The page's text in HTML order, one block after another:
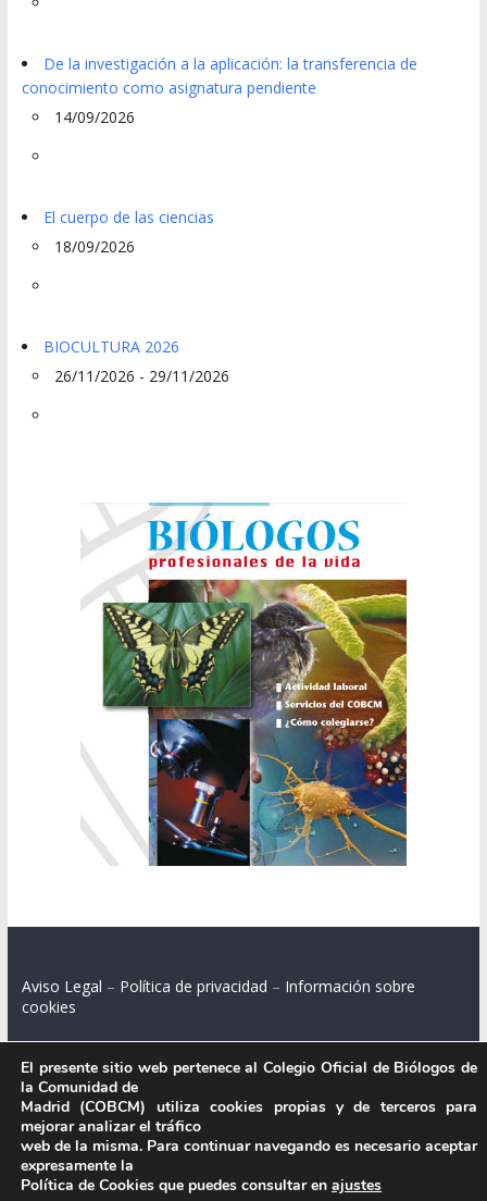
De la investigación a la aplicación: la transferencia de
conocimiento como asignatura pendiente
14/09/2026
El cuerpo de las ciencias
18/09/2026
BIOCULTURA 2026
26/11/2026 - 29/11/2026
Aviso Legal – Política de privacidad – Información sobre
cookies
Colegio Oficial de Biólogos de la Comunidad de Madrid.
C/ Santa Engracia 108, 2º int.izq. 28003 Madrid.
El presente sitio web pertenece al Colegio Oficial de Biólogos de
la Comunidad de
Madrid (COBCM) utiliza cookies propias y de terceros para
mejorar analizar el tráfico
web de la misma. Para continuar navegando es necesario aceptar
expresamente la
Política de Cookies que puedes consultar en ajustes